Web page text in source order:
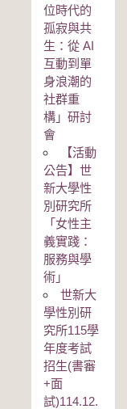
位時代的
孤寂與共
生：從 AI
互動到單
身浪潮的
社群重
構」研討
會
【活動
公告】世
新大學性
別研究所
「女性主
義實踐：
服務與學
術」
世新大
學性別研
究所115學
年度考試
招生(書審
+面
試)114.12.